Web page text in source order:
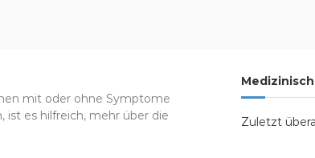
mit oder ohne Symptome
ist es hilfreich, mehr über die
Zuletzt